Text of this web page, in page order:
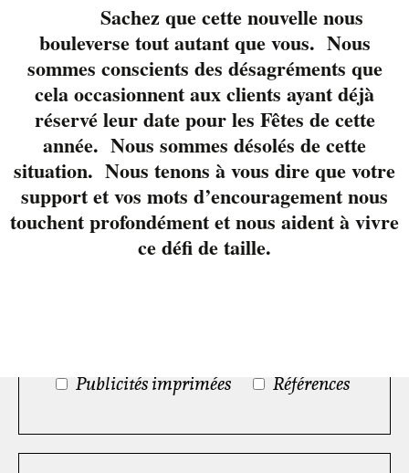
Ambiance générale
Très satisfaisant
Assez satisfaisant
Peu satisfaisant
Pas satisfaisant
De quelle façon avez-vous entendu
parler de nos services ?
Publicités imprimées
Références
Sachez que cette nouvelle nous
bouleverse tout autant que vous. Nous
sommes conscients des désagréments que
cela occasionnent aux clients ayant déjà
réservé leur date pour les Fêtes de cette
année. Nous sommes désolés de cette
situation. Nous tenons à vous dire que votre
support et vos mots d’encouragement nous
touchent profondément et nous aident à vivre
ce défi de taille.